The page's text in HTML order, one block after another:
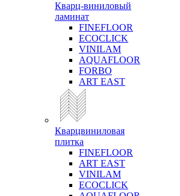
Кварц-виниловый
ламинат
FINEFLOOR
ECOCLICK
VINILAM
AQUAFLOOR
FORBO
ART EAST
Кварцвиниловая
плитка
FINEFLOOR
ART EAST
VINILAM
ECOCLICK